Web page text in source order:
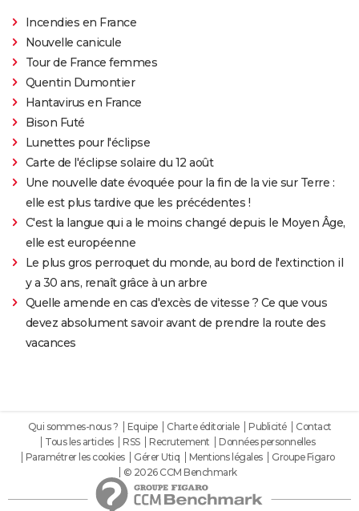
Incendies en France
Nouvelle canicule
Tour de France femmes
Quentin Dumontier
Hantavirus en France
Bison Futé
Lunettes pour l'éclipse
Carte de l'éclipse solaire du 12 août
Une nouvelle date évoquée pour la fin de la vie sur Terre :
elle est plus tardive que les précédentes !
C'est la langue qui a le moins changé depuis le Moyen Âge,
elle est européenne
Le plus gros perroquet du monde, au bord de l'extinction il
y a 30 ans, renaît grâce à un arbre
Quelle amende en cas d'excès de vitesse ? Ce que vous
devez absolument savoir avant de prendre la route des
vacances
Qui sommes-nous ? Equipe Charte éditoriale Publicité
Contact
Tous les articles
RSS Recrutement
Données personnelles
Paramétrer les cookies
Gérer Utiq Mentions légales
Groupe Figaro
© 2026 CCM Benchmark